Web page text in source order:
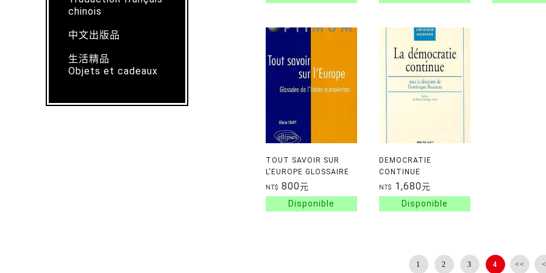
chinois
中文出版品
生活精品
Objets et cadeaux
TOUT SAVOIR SUR
L'EUROPE GLOSSAIRE
DE L'UNION
EUROPEENNE
NT$ 800元
DEMOCRATIE
CONTINUE
NT$ 1,680元
1 2 3 4 << <